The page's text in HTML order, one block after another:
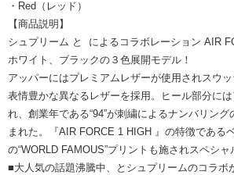
・Red（レッド）
【商品説明】
シュプリーム と によるコラボレーション AIR
ホワイト、ブラックの３色展開モデル！
アッパーにはプレミアムレザーが使用されスウ
表情豊かな異なるレザーを採用。ヒール部分に
れ、創業年である“94”が刺繍によるナンバリン
まれた。『AIR FORCE 1 HIGH 』の特徴である
の“WORLD FAMOUS”プリントも施されスペシャ
■大人気の話題沸騰中、とシュプリームのコラボ